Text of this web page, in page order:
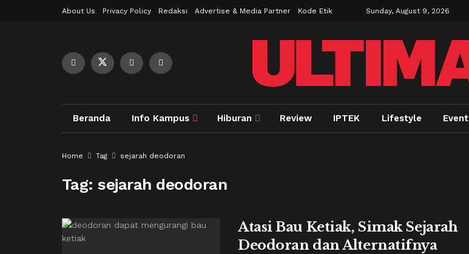
About Us Privacy Policy Redaksi Advertise & Media Partner Kode Etik Sunday, August 9, 2026
Beranda Info Kampus Hiburan Review IPTEK Lifestyle Event
Home Tag sejarah deodoran
Tag:sejarah deodoran
Atasi Bau Ketiak, Simak Sejarah
Deodoran dan Alternatifnya